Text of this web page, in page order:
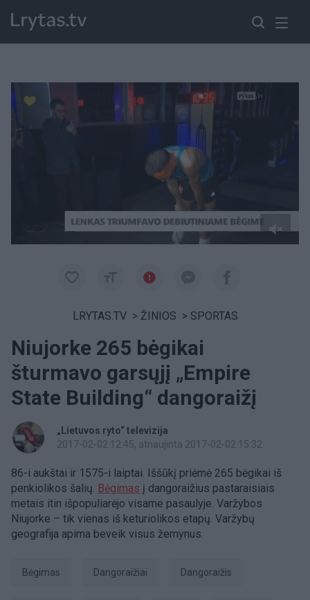
Paremkite Ukrainą
LRYTAS.TV > ŽINIOS > SPORTAS
Niujorke 265 bėgikai
šturmavo garsųjį „Empire
State Building“ dangoraižį
„Lietuvos ryto“ televizija
2017-02-02 12:45, atnaujinta 2017-02-02 15:32
86-i aukštai ir 1575-i laiptai. Iššūkį priėmė 265 bėgikai iš
penkiolikos šalių. Bėgimas į dangoraižius pastaraisiais
metais itin išpopuliarėjo visame pasaulyje. Varžybos
Niujorke – tik vienas iš keturiolikos etapų. Varžybų
geografija apima beveik visus žemynus.
bėgimas dangoraižiai dangoraižis